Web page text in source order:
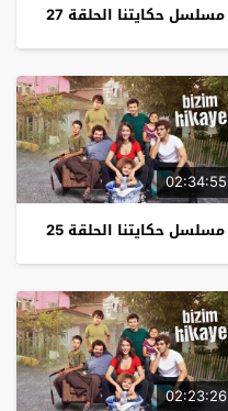
مسلسل حكايتنا الحلقة 27
02:34:55
مسلسل حكايتنا الحلقة 25
02:23:26